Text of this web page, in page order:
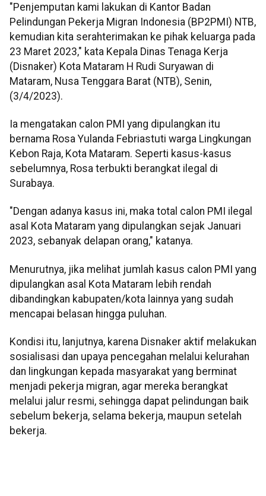
"Penjemputan kami lakukan di Kantor Badan
Pelindungan Pekerja Migran Indonesia (BP2PMI) NTB,
kemudian kita serahterimakan ke pihak keluarga pada
23 Maret 2023," kata Kepala Dinas Tenaga Kerja
(Disnaker) Kota Mataram H Rudi Suryawan di
Mataram, Nusa Tenggara Barat (NTB), Senin,
(3/4/2023).
Ia mengatakan calon PMI yang dipulangkan itu
bernama Rosa Yulanda Febriastuti warga Lingkungan
Kebon Raja, Kota Mataram. Seperti kasus-kasus
sebelumnya, Rosa terbukti berangkat ilegal di
Surabaya.
"Dengan adanya kasus ini, maka total calon PMI ilegal
asal Kota Mataram yang dipulangkan sejak Januari
2023, sebanyak delapan orang," katanya.
Menurutnya, jika melihat jumlah kasus calon PMI yang
dipulangkan asal Kota Mataram lebih rendah
dibandingkan kabupaten/kota lainnya yang sudah
mencapai belasan hingga puluhan.
Kondisi itu, lanjutnya, karena Disnaker aktif melakukan
sosialisasi dan upaya pencegahan melalui kelurahan
dan lingkungan kepada masyarakat yang berminat
menjadi pekerja migran, agar mereka berangkat
melalui jalur resmi, sehingga dapat pelindungan baik
sebelum bekerja, selama bekerja, maupun setelah
bekerja.